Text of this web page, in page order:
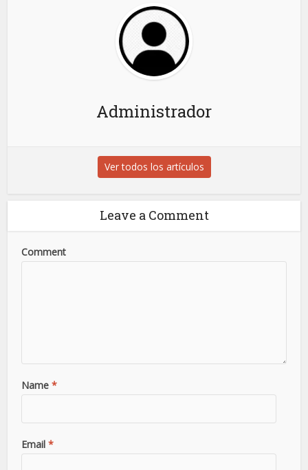
Administrador
Ver todos los artículos
Leave a Comment
Comment
Name *
Email *